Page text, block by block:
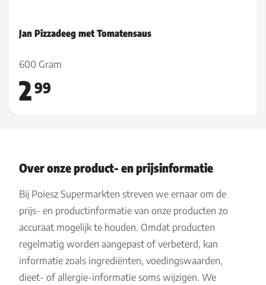
Jan Pizzadeeg met Tomatensaus
600 Gram
299
Over onze product- en prijsinformatie
Bij Poiesz Supermarkten streven we ernaar om de
prijs- en productinformatie van onze producten zo
accuraat mogelijk te houden. Omdat producten
regelmatig worden aangepast of verbeterd, kan
informatie zoals ingrediënten, voedingswaarden,
dieet- of allergie-informatie soms wijzigen. We